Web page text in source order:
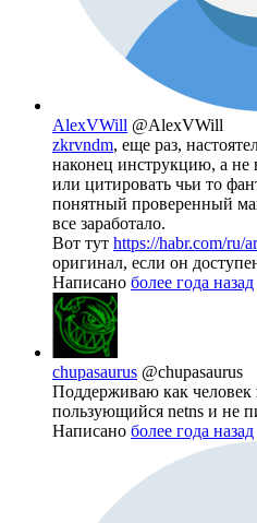
AlexVWill @AlexVWill
zkrvndm, еще раз,
наконец инструкцию, а не
или цитировать чьи то
понятный проверенный
все заработало.
Вот тут https://habr.com/ru/
оригинал, если он
Написано более года назад
chupasaurus @chupasaurus
Поддерживаю как человек
пользующийся netns и не
Написано более года назад